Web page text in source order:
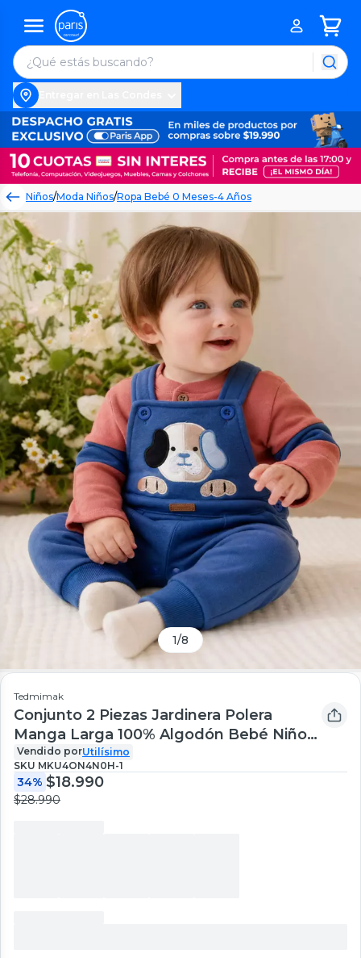
Niños/Moda Niños/Ropa Bebé 0 Meses-4 Años
1/8
Tedmimak
Conjunto 2 Piezas Jardinera Polera
Manga Larga 100% Algodón Bebé Niño
Tedmimak Jumper Adorable Puppy
Vendido porUtilísimo
SKU MKU4ON4N0H-1
34% $18.990
$28.990